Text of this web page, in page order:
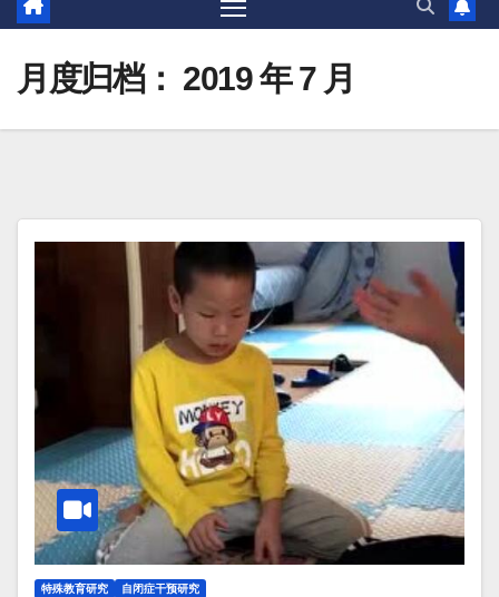
月度归档： 2019 年 7 月
特殊教育研究 自闭症干预研究